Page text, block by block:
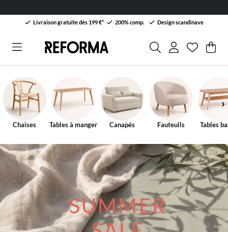
Livraison gratuite dès 199 €* 200% comp. Design scandinave
Liste de
Nombre
. .
Chaises Tables à manger Canapés Fauteuils Tables
SUMMER